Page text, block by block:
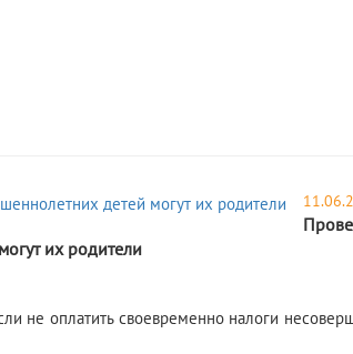
их родители
не оплатить своевременно налоги